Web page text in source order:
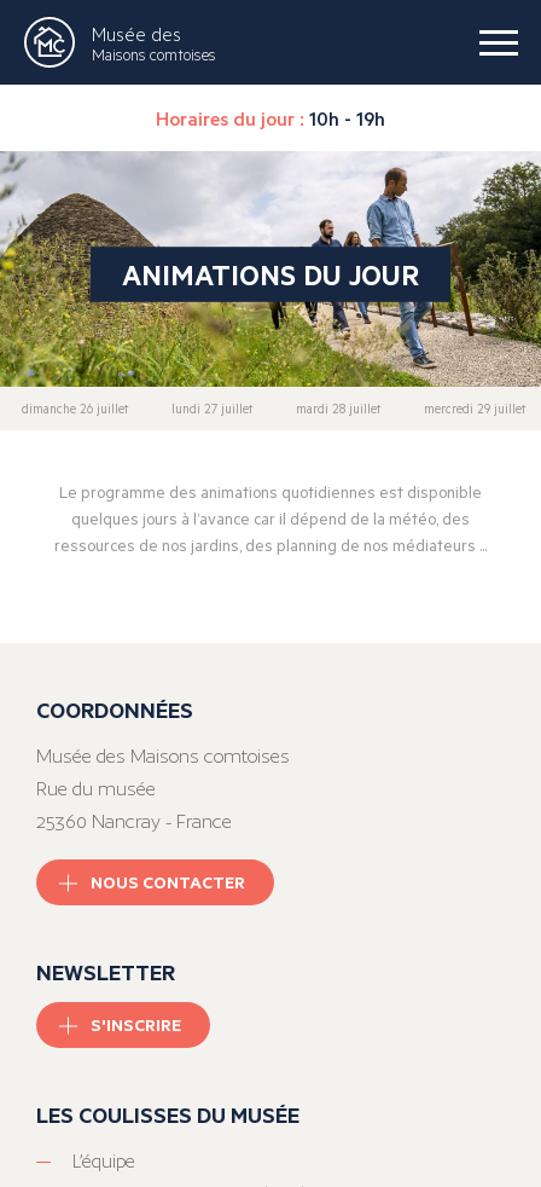
Musée des
Maisons comtoises
Horaires du jour : 10h - 19h
ANIMATIONS DU JOUR
dimanche 26 juillet lundi 27 juillet mardi 28 juillet mercredi 29 juillet
Le programme des animations quotidiennes est disponible
quelques jours à l’avance car il dépend de la météo, des
ressources de nos jardins, des planning de nos médiateurs ...
COORDONNÉES
Musée des Maisons comtoises
Rue du musée
25360 Nancray - France
NOUS CONTACTER
NEWSLETTER
S'INSCRIRE
LES COULISSES DU MUSÉE
L’équipe